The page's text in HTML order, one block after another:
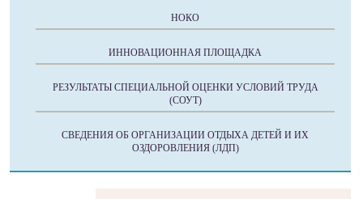
НОКО
ИННОВАЦИОННАЯ ПЛОЩАДКА
РЕЗУЛЬТАТЫ СПЕЦИАЛЬНОЙ ОЦЕНКИ УСЛОВИЙ ТРУДА
(СОУТ)
СВЕДЕНИЯ ОБ ОРГАНИЗАЦИИ ОТДЫХА ДЕТЕЙ И ИХ
ОЗДОРОВЛЕНИЯ (ЛДП)